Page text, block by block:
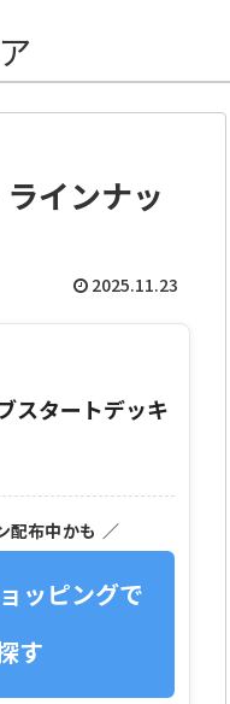
インナッ
2025.11.23
スタートデッキ
配布中かも ／
ッピングで
す